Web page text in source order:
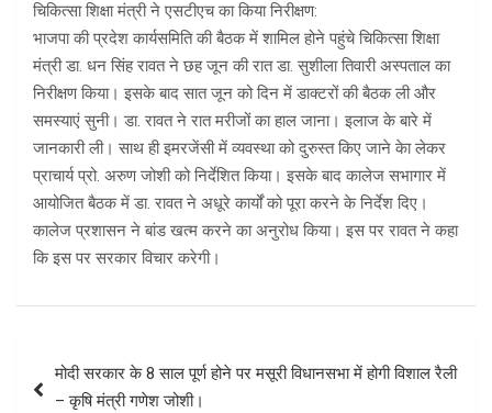
चिकित्सा शिक्षा मंत्री ने एसटीएच का किया निरीक्षण:
भाजपा की प्रदेश कार्यसमिति की बैठक में शामिल होने पहुंचे चिकित्सा शिक्षा
मंत्री डा. धन सिंह रावत ने छह जून की रात डा. सुशीला तिवारी अस्पताल का
निरीक्षण किया। इसके बाद सात जून को दिन में डाक्टरों की बैठक ली और
समस्याएं सुनी। डा. रावत ने रात मरीजों का हाल जाना। इलाज के बारे में
जानकारी ली। साथ ही इमरजेंसी में व्यवस्था को दुरुस्त किए जाने केा लेकर
प्राचार्य प्रो. अरुण जोशी को निर्देशित किया। इसके बाद कालेज सभागार में
आयोजित बैठक में डा. रावत ने अधूरे कार्यों को पूरा करने के निर्देश दिए।
कालेज प्रशासन ने बांड खत्म करने का अनुरोध किया। इस पर रावत ने कहा
कि इस पर सरकार विचार करेगी।
navigation
मोदी सरकार के 8 साल पूर्ण होने पर मसूरी विधानसभा में होगी विशाल रैली
– कृषि मंत्री गणेश जोशी।